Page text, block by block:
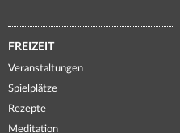
FREIZEIT
Veranstaltungen
Spielplätze
Rezepte
Meditation